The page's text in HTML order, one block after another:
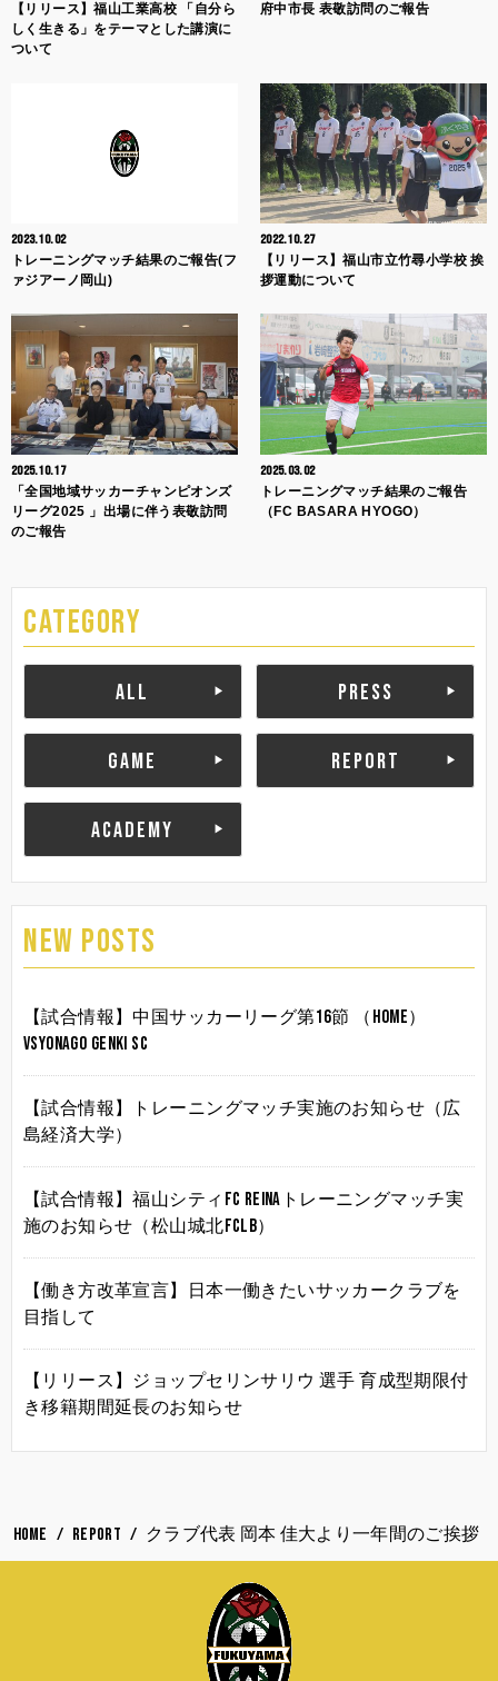
【リリース】福山工業高校 「自分ら
しく生きる」をテーマとした講演に
ついて
府中市長 表敬訪問のご報告
2023.10.02
トレーニングマッチ結果のご報告(フ
ァジアーノ岡山)
2022.10.27
【リリース】福山市立竹尋小学校 挨
拶運動について
2025.10.17
「全国地域サッカーチャンピオンズ
リーグ2025 」出場に伴う表敬訪問
のご報告
2025.03.02
トレーニングマッチ結果のご報告
（FC BASARA HYOGO）
CATEGORY
ALL PRESS
GAME REPORT
ACADEMY
NEW POSTS
【試合情報】中国サッカーリーグ第16節 （HOME）
vsYonago Genki SC
【試合情報】トレーニングマッチ実施のお知らせ（広
島経済大学）
【試合情報】福山シティFC Reinaトレーニングマッチ実
施のお知らせ（松山城北FCLB）
【働き方改革宣言】日本一働きたいサッカークラブを
目指して
【リリース】ジョップセリンサリウ 選手 育成型期限付
き移籍期間延長のお知らせ
HOME REPORT クラブ代表 岡本 佳大より一年間のご挨拶